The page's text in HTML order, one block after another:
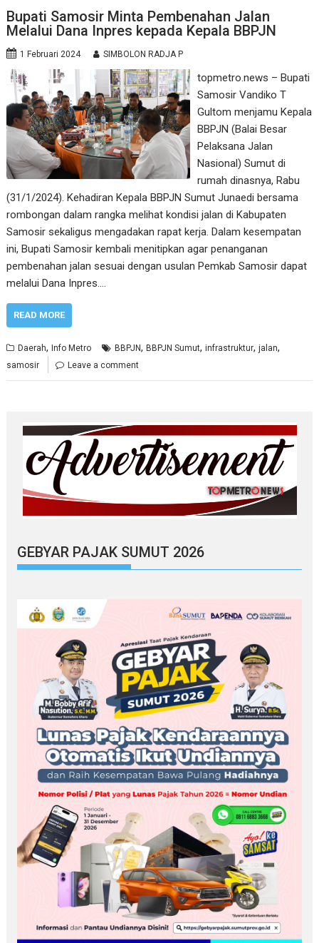
Bupati Samosir Minta Pembenahan Jalan
Melalui Dana Inpres kepada Kepala BBPJN
1 Februari 2024 SIMBOLON RADJA P
topmetro.news – Bupati
Samosir Vandiko T
Gultom menjamu Kepala
BBPJN (Balai Besar
Pelaksana Jalan
Nasional) Sumut di
rumah dinasnya, Rabu
(31/1/2024). Kehadiran Kepala BBPJN Sumut Junaedi bersama
rombongan dalam rangka melihat kondisi jalan di Kabupaten
Samosir sekaligus mengadakan rapat kerja. Dalam kesempatan
ini, Bupati Samosir kembali menitipkan agar penanganan
pembenahan jalan sesuai dengan usulan Pemkab Samosir dapat
melalui Dana Inpres.…
READ MORE
Daerah,Info Metro BBPJN,BBPJN Sumut,infrastruktur,jalan,
samosir Leave a comment
GEBYAR PAJAK SUMUT 2026